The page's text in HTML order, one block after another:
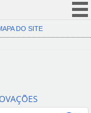
(COVID-19)
Canais
DO SITE